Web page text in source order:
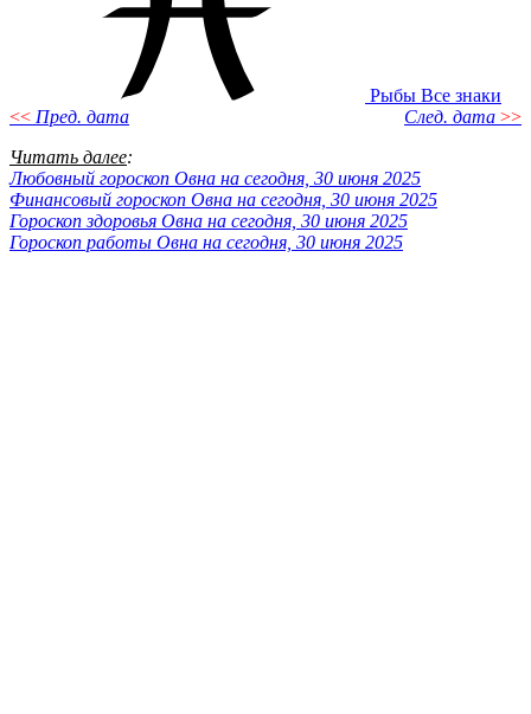
Рыбы Все знаки
<< Пред. дата След. дата >>
Читать далее:
Любовный гороскоп Овна на сегодня, 30 июня 2025
Финансовый гороскоп Овна на сегодня, 30 июня 2025
Гороскоп здоровья Овна на сегодня, 30 июня 2025
Гороскоп работы Овна на сегодня, 30 июня 2025